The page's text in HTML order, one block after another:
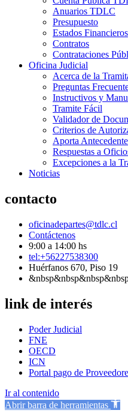
Anuarios TDLC
Presupuesto
Estados Financieros
Contratos
Contrataciones
Oficina Judicial
Acerca de la
Preguntas
Instructivos y
Tramite Fácil
Validador de
Criterios de
Aporta
Respuestas a
Excepciones a la
Noticias
contacto
oficinadepartes@tdlc.cl
Contáctenos
9:00 a 14:00 hs
tel:+56227538300
Huérfanos 670, Piso 19
link de interés
Poder Judicial
FNE
OECD
ICN
Portal pago de
Ir al contenido
Abrir barra de herramientas